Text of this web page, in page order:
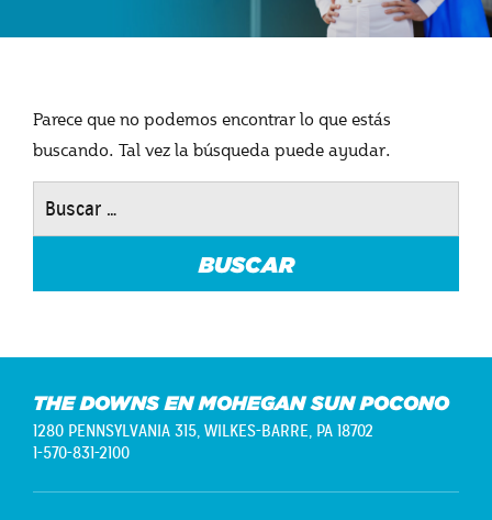
Parece que no podemos encontrar lo que estás
buscando. Tal vez la búsqueda puede ayudar.
Buscar:
THE DOWNS EN MOHEGAN SUN POCONO
1280 PENNSYLVANIA 315, WILKES-BARRE, PA 18702
1-570-831-2100